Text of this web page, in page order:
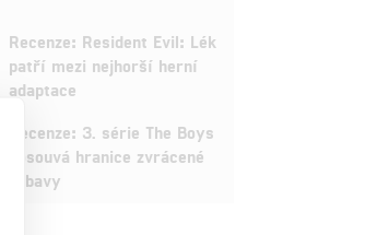
Recenze: Resident Evil: Lék
patří mezi nejhorší herní
adaptace
Recenze: 3. série The Boys
posouvá hranice zvrácené
zábavy